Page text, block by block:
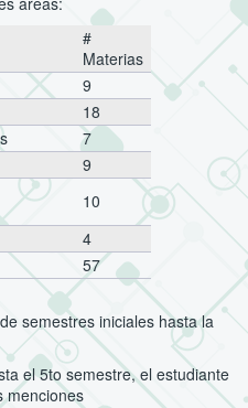
#
Materias
9
18
7
9
10
4
57
semestres iniciales hasta la
el 5to semestre, el estudiante
menciones